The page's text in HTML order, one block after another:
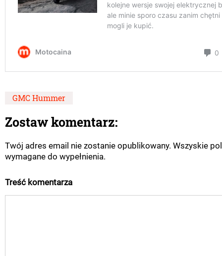
GMC Hummer
Zostaw komentarz:
Twój adres email nie zostanie opublikowany. Wszyskie
wymagane do wypełnienia.
Treść komentarza